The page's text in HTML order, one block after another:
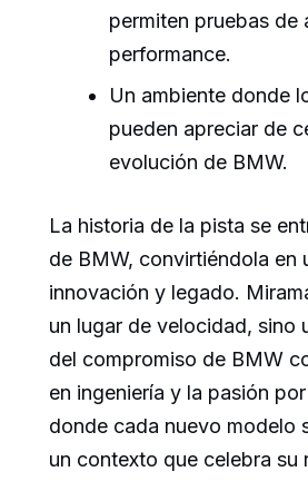
permiten pruebas de
performance.
Un ambiente donde
pueden apreciar de
evolución de BMW.
La historia de la pista se
de BMW, convirtiéndola en
innovación y legado.
un lugar de velocidad, sino
del compromiso de BMW
en ingeniería y la pasión
donde cada nuevo modelo
un contexto que celebra su